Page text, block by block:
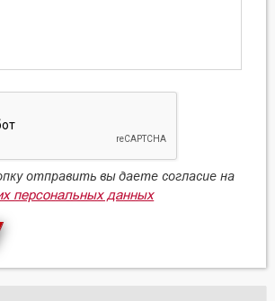
отправить вы даете согласие на
персональных данных